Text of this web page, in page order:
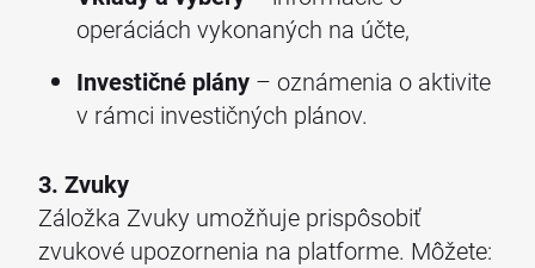
operáciách vykonaných na účte,
Investičné plány – oznámenia o aktivite
v rámci investičných plánov.
3. Zvuky
Záložka Zvuky umožňuje prispôsobiť
zvukové upozornenia na platforme. Môžete: